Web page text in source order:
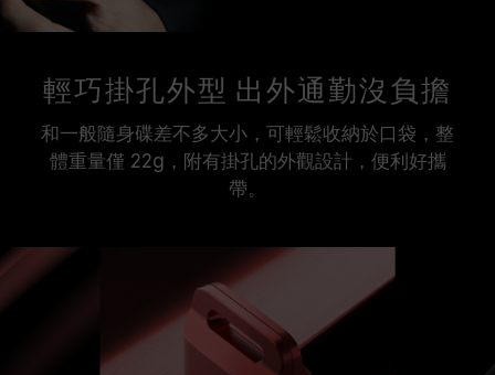
輕巧掛孔外型 出外通勤沒負擔
和一般隨身碟差不多大小，可輕鬆收納於口袋，整
體重量僅 22g，附有掛孔的外觀設計，便利好攜
帶。